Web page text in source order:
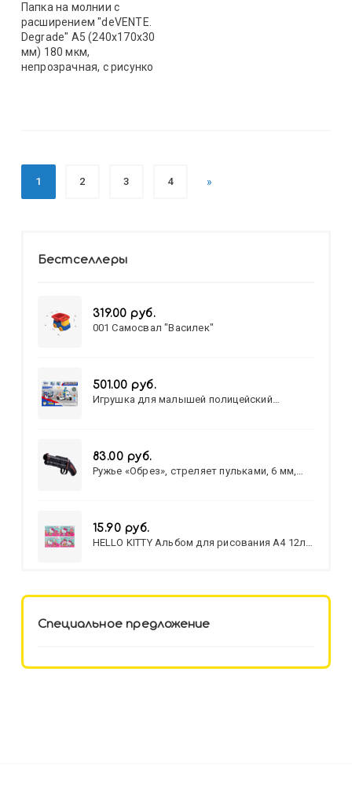
Папка на молнии с
расширением "deVENTE.
Degrade" A5 (240x170x30
мм) 180 мкм,
непрозрачная, с рисунко
1 2 3 4 »
Бестселлеры
319.00 руб.
001 Самосвал "Василек"
501.00 руб.
Игрушка для малышей полицейский
83.00 руб.
Ружье «Обрез», стреляет пульками, 6 мм,
15.90 руб.
HELLO KITTY Альбом для рисования А4 12л.
Специальное предложение